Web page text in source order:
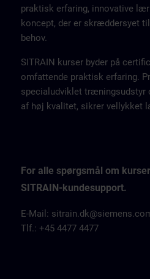
praktisk erfaring, innovative
koncept, der er skræddersyet
behov.
SITRAIN kurser byder på
omfattende praktisk erfaring.
specialudviklet træningsudstyr
af høj kvalitet, sikrer vellykket
For alle spørgsmål om
SITRAIN-kundesupport.
E-Mail:
Tlf.: +45 4477 4477